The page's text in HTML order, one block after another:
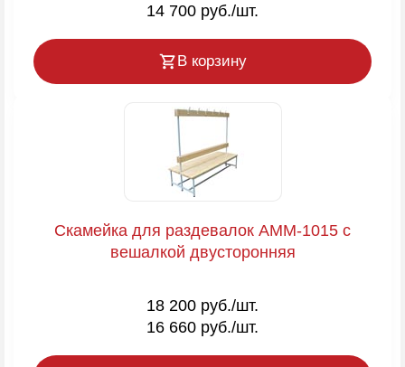
14 700 руб./шт.
В корзину
Скамейка для раздевалок AMM-1015 с
вешалкой двусторонняя
18 200 руб./шт.
16 660 руб./шт.